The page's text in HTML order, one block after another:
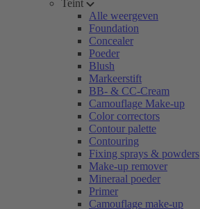
Teint
Alle weergeven
Foundation
Concealer
Poeder
Blush
Markeerstift
BB- & CC-Cream
Camouflage Make-up
Color correctors
Contour palette
Contouring
Fixing sprays & powders
Make-up remover
Mineraal poeder
Primer
Camouflage make-up